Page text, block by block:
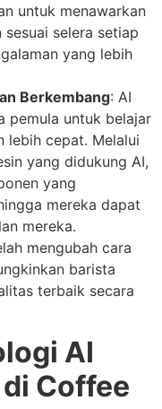
untuk menawarkan
selera setiap
yang lebih
Berkembang: AI
pemula untuk belajar
lebih cepat. Melalui
yang didukung AI,
yang
mereka dapat
mereka.
mengubah cara
barista
terbaik secara
AI
Coffee